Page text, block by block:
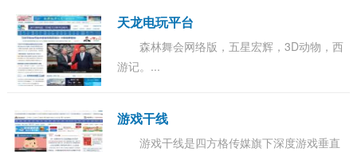
天龙电玩平台
森林舞会网络版，五星宏辉，3D动物，西
游记。...
游戏干线
游戏干线是四方格传媒旗下深度游戏垂直